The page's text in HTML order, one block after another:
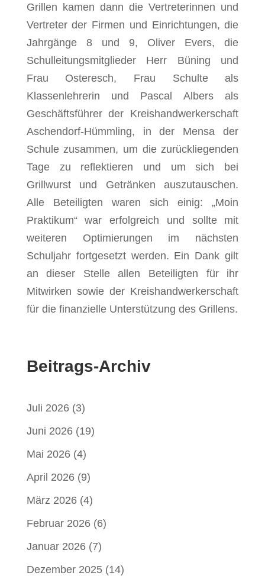
Grillen kamen dann die Vertreterinnen und
Vertreter der Firmen und Einrichtungen, die
Jahrgänge 8 und 9, Oliver Evers, die
Schulleitungsmitglieder Herr Büning und
Frau Osteresch, Frau Schulte als
Klassenlehrerin und Pascal Albers als
Geschäftsführer der Kreishandwerkerschaft
Aschendorf-Hümmling, in der Mensa der
Schule zusammen, um die zurückliegenden
Tage zu reflektieren und um sich bei
Grillwurst und Getränken auszutauschen.
Alle Beteiligten waren sich einig: „Moin
Praktikum“ war erfolgreich und sollte mit
weiteren Optimierungen im nächsten
Schuljahr fortgesetzt werden. Ein Dank gilt
an dieser Stelle allen Beteiligten für ihr
Mitwirken sowie der Kreishandwerkerschaft
für die finanzielle Unterstützung des Grillens.
Beitrags-Archiv
Juli 2026(3)
Juni 2026(19)
Mai 2026(4)
April 2026(9)
März 2026(4)
Februar 2026(6)
Januar 2026(7)
Dezember 2025(14)